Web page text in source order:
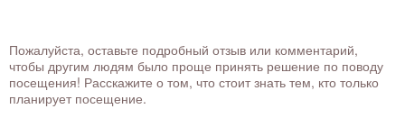
Пожалуйста, оставьте подробный отзыв или комментарий,
чтобы другим людям было проще принять решение по поводу
посещения! Расскажите о том, что стоит знать тем, кто только
планирует посещение.